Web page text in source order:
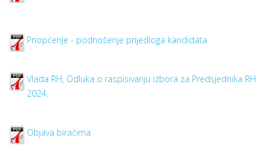
Priopćenje - podnošenje prijedloga kandidata
Vlada RH, Odluka o raspisivanju izbora za Predsjednika RH
2024.
Objava biračima